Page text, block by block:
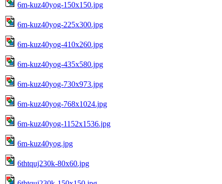
6m-kuz40yog-150x150.jpg
6m-kuz40yog-225x300.jpg
6m-kuz40yog-410x260.jpg
6m-kuz40yog-435x580.jpg
6m-kuz40yog-730x973.jpg
6m-kuz40yog-768x1024.jpg
6m-kuz40yog-1152x1536.jpg
6m-kuz40yog.jpg
6thtquj230k-80x60.jpg